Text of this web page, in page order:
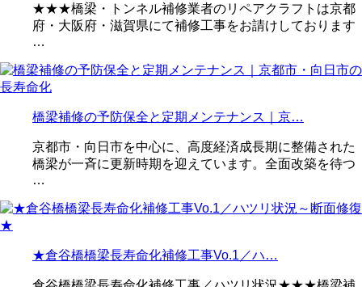
★★★橋梁・トンネル補修業者のリペアクラフトは京都
府・大阪府・滋賀県にて補修工事をお請けしております
…
橋梁補修の予防保全と定期メンテナンス｜京…
京都市・向日市を中心に、高度経済成長期に整備された
橋梁が一斉に更新時期を迎えています。全面改築を待つ
…
★倉谷橋橋梁長寿命化補修工事Vo.1／ハ…